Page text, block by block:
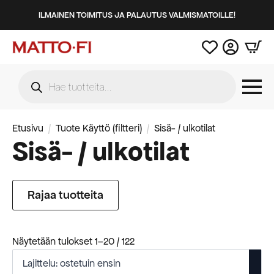
ILMAINEN TOIMITUS JA PALAUTUS VALMISMATOILLE!
search
Etusivu Tuote Käyttö (filtteri) Sisä- / ulkotilat
Sisä- / ulkotilat
Rajaa tuotteita
Näytetään tulokset 1–20 / 122Suosituimmat